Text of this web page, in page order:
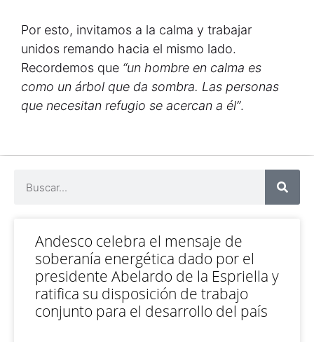
Por esto, invitamos a la calma y trabajar
unidos remando hacia el mismo lado.
Recordemos que “un hombre en calma es
como un árbol que da sombra. Las personas
que necesitan refugio se acercan a él”.
Andesco celebra el mensaje de
soberanía energética dado por el
presidente Abelardo de la Espriella y
ratifica su disposición de trabajo
conjunto para el desarrollo del país